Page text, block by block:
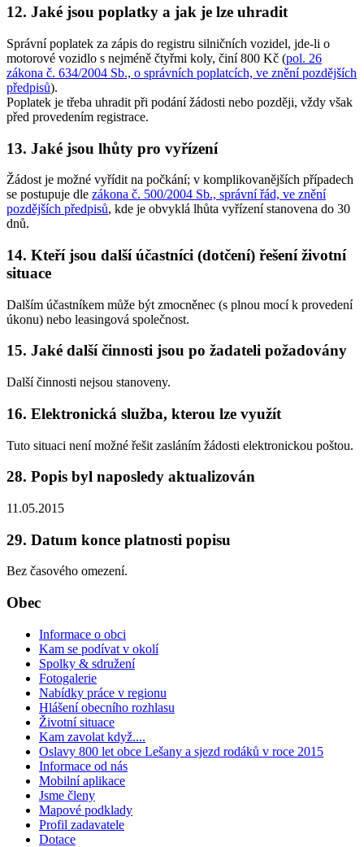
12. Jaké jsou poplatky a jak je lze uhradit
Správní poplatek za zápis do registru silničních vozidel, jde-li o
motorové vozidlo s nejméně čtyřmi koly, činí800 Kč (pol. 26
zákona č. 634/2004 Sb., o správních poplatcích, ve znění pozdějších
předpisů).
Poplatek je třeba uhradit při podání žádosti nebo později, vždy však
před provedením registrace.
13. Jaké jsou lhůty pro vyřízení
Žádost je možné vyřídit na počkání; v komplikovanějších případech
se postupuje dle zákona č. 500/2004 Sb., správní řád, ve znění
pozdějších předpisů, kde je obvyklá lhůta vyřízení stanovena do 30
dnů.
14. Kteří jsou další účastníci (dotčení) řešení životní
situace
Dalším účastníkem může být zmocněnec (s plnou mocí k provedení
úkonu) nebo leasingová společnost.
15. Jaké další činnosti jsou po žadateli požadovány
Další činnosti nejsou stanoveny.
16. Elektronická služba, kterou lze využít
Tuto situaci není možné řešit zasláním žádosti elektronickou poštou.
28. Popis byl naposledy aktualizován
11.05.2015
29. Datum konce platnosti popisu
Bez časového omezení.
Obec
Informace o obci
Kam se podívat v okolí
Spolky & sdružení
Fotogalerie
Nabídky práce v regionu
Hlášení obecního rozhlasu
Životní situace
Kam zavolat když....
Oslavy 800 let obce Lešany a sjezd rodáků v roce 2015
Informace od nás
Mobilní aplikace
Jsme členy
Mapové podklady
Profil zadavatele
Dotace